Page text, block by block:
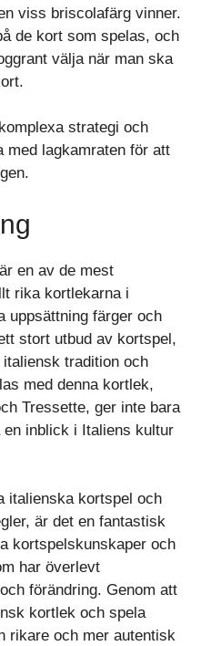
viss briscolafärg vinner.
de kort som spelas, och
välja när man ska
strategi och
med lagkamraten för att
en av de mest
rika kortlekarna i
uppsättning färger och
stort utbud av kortspel,
tradition och
med denna kortlek,
Tressette, ger inte bara
en inblick i Italiens kultur
italienska kortspel och
är det en fantastisk
kortspelskunskaper och
har överlevt
förändring. Genom att
kortlek och spela
rikare och mer autentisk